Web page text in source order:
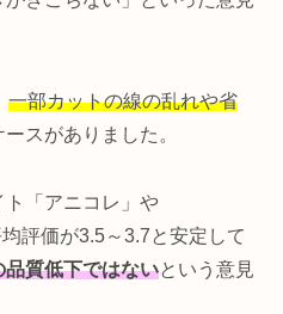
一部カットの線の乱れや省
スがありました。
ト「アニコレ」や
評価が3.5～3.7と安定して
質低下ではないという意見